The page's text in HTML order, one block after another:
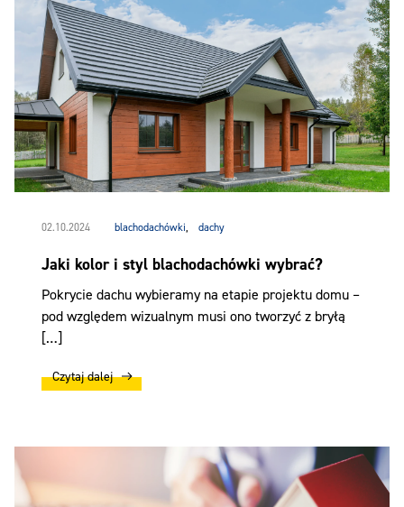
02.10.2024 blachodachówki, dachy
Jaki kolor i styl blachodachówki wybrać?
Pokrycie dachu wybieramy na etapie projektu domu –
pod względem wizualnym musi ono tworzyć z bryłą
[…]
Czytaj dalej